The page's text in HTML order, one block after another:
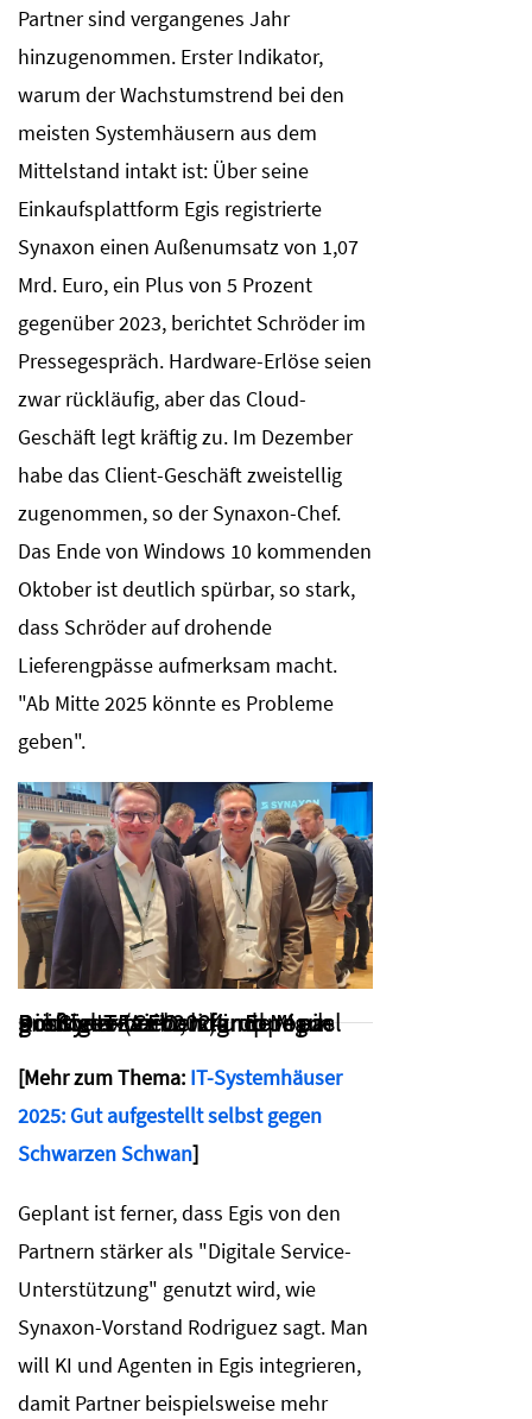
Partner sind vergangenes Jahr
hinzugenommen. Erster Indikator,
warum der Wachstumstrend bei den
meisten Systemhäusern aus dem
Mittelstand intakt ist: Über seine
Einkaufsplattform Egis registrierte
Synaxon einen Außenumsatz von 1,07
Mrd. Euro, ein Plus von 5 Prozent
gegenüber 2023, berichtet Schröder im
Pressegespräch. Hardware-Erlöse seien
zwar rückläufig, aber das Cloud-
Geschäft legt kräftig zu. Im Dezember
habe das Client-Geschäft zweistellig
zugenommen, so der Synaxon-Chef.
Das Ende von Windows 10 kommenden
Oktober ist deutlich spürbar, so stark,
dass Schröder auf drohende
Lieferengpässe aufmerksam macht.
"Ab Mitte 2025 könnte es Probleme
geben".
Die Synaxon-Vorstände Mark Schröder (CEO, li.) und Miguel Rodriguez ziehen für Europas größte IT-Verbundgruppe ein positives Fazit 2024
[Mehr zum Thema: IT-Systemhäuser
2025: Gut aufgestellt selbst gegen
Schwarzen Schwan]
Geplant ist ferner, dass Egis von den
Partnern stärker als "Digitale Service-
Unterstützung" genutzt wird, wie
Synaxon-Vorstand Rodriguez sagt. Man
will KI und Agenten in Egis integrieren,
damit Partner beispielsweise mehr